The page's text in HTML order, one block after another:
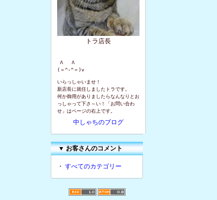
トラ店長
Λ   Λ
(＝^-^＝)v
いらっしゃいませ！
新店長に就任しましたトラです。
何か御用がありましたらなんなりとお
っしゃって下さ～い！「お問い合わ
せ」はページの右上です。
中しゃちのブログ
▼お客さんのコメント
・ すべてのカテゴリー